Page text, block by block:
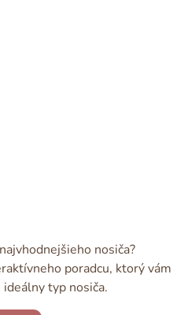
nosiča?
poradcu, ktorý vám
typ nosiča.